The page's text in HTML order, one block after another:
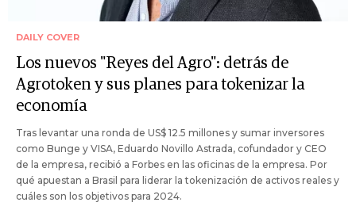
DAILY COVER
Los nuevos "Reyes del Agro": detrás de
Agrotoken y sus planes para tokenizar la
economía
Tras levantar una ronda de US$ 12.5 millones y sumar inversores
como Bunge y VISA, Eduardo Novillo Astrada, cofundador y CEO
de la empresa, recibió a Forbes en las oficinas de la empresa. Por
qué apuestan a Brasil para liderar la tokenización de activos reales y
cuáles son los objetivos para 2024.